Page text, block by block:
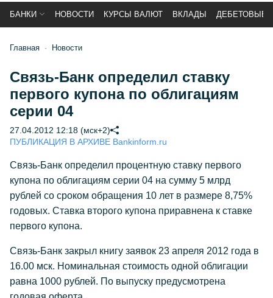
БАНКИ НОВОСТИ КУРСЫ ВАЛЮТ ВКЛАДЫ ДЕБЕТОВЫЕ
Главная Новости
Связь-Банк определил ставку
первого купона по облигациям
серии 04
27.04.2012 12:18 (мск+2)
ПУБЛИКАЦИЯ В АРХИВЕ Bankinform.ru
Связь-Банк определил процентную ставку первого
купона по облигациям серии 04 на сумму 5 млрд
рублей со сроком обращения 10 лет в размере 8,75%
годовых. Ставка второго купона приравнена к ставке
первого купона.
Связь-Банк закрыл книгу заявок 23 апреля 2012 года в
16.00 мск. Номинальная стоимость одной облигации
равна 1000 рублей. По выпуску предусмотрена